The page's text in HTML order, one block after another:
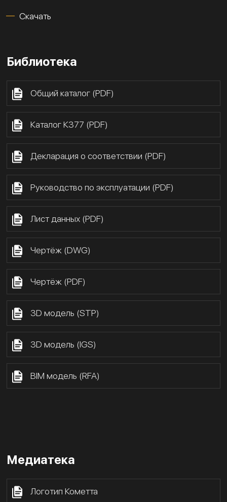
Скачать
Библиотека
Общий каталог (PDF)
Каталог К377 (PDF)
Декларация о соответствии (PDF)
Руководство по эксплуатации (PDF)
Лист данных (PDF)
Чертёж (DWG)
Чертёж (PDF)
3D модель (STP)
3D модель (IGS)
BIM модель (RFA)
Медиатека
Логотип Кометта